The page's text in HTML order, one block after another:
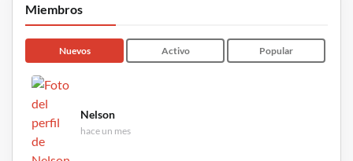
Miembros
Nuevos Activo Popular
Nelson
hace un mes